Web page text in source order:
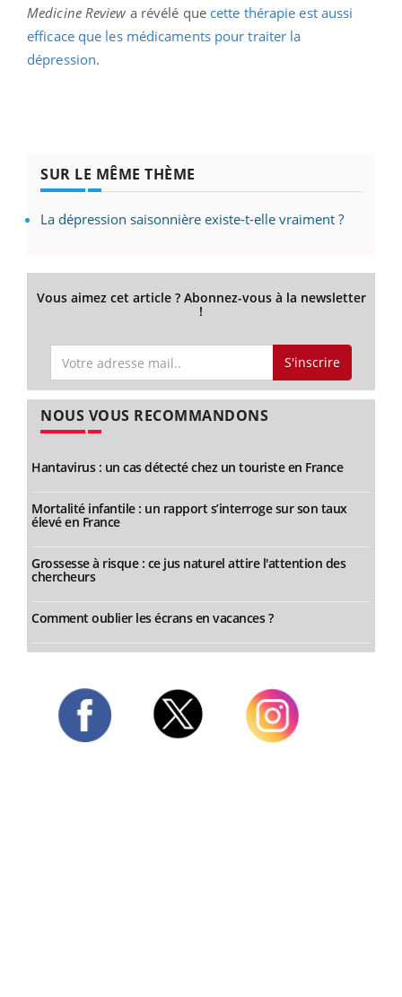
Medicine Review a révélé que cette thérapie est aussi
efficace que les médicaments pour traiter la
dépression.
SUR LE MÊME THÈME
La dépression saisonnière existe-t-elle vraiment ?
Vous aimez cet article ? Abonnez-vous à la newsletter
!
S'inscrire
NOUS VOUS RECOMMANDONS
Hantavirus : un cas détecté chez un touriste en France
Mortalité infantile : un rapport s’interroge sur son taux
élevé en France
Grossesse à risque : ce jus naturel attire l'attention des
chercheurs
Comment oublier les écrans en vacances ?